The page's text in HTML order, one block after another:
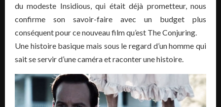
du modeste Insidious, qui était déjà prometteur, nous
confirme son savoir-faire avec un budget plus
conséquent pour ce nouveau film qu’est The Conjuring.
Une histoire basique mais sous le regard d’un homme qui
sait se servir d’une caméra et raconter une histoire.